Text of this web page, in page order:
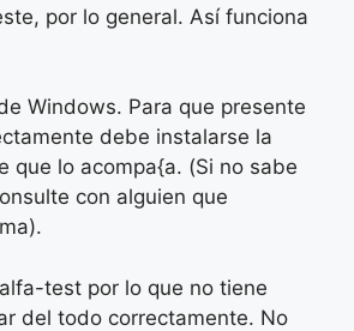
por lo general. Así funciona
Windows. Para que presente
debe instalarse la
que lo acompa{a. (Si no sabe
con alguien que
test por lo que no tiene
del todo correctamente. No